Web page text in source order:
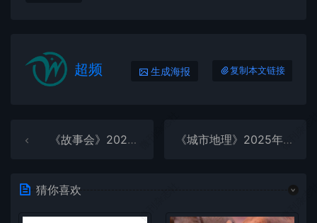
超频 生成海报 复制本文链接
《故事会》2025年第23期全彩精校PDF杂志下载 《城市地理》2025年第10期全彩精校PDF杂志下载
猜你喜欢
微刊杂
微刊